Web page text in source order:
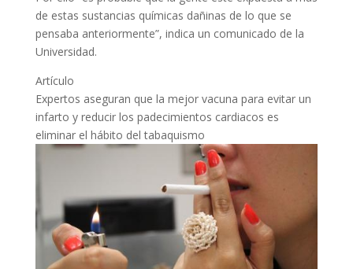
de estas sustancias químicas dañinas de lo que se
pensaba anteriormente”, indica un comunicado de la
Universidad.
Artículo
Expertos aseguran que la mejor vacuna para evitar un
infarto y reducir los padecimientos cardiacos es
eliminar el hábito del tabaquismo